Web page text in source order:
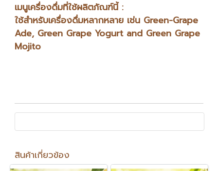
เมนูเครื่องดื่มที่ใช้ผลิตภัณฑ์นี้ :
ใช้สำหรับเครื่องดื่มหลากหลาย เช่น Green-Grape
Ade, Green Grape Yogurt and Green Grape
Mojito
สินค้าเกี่ยวข้อง